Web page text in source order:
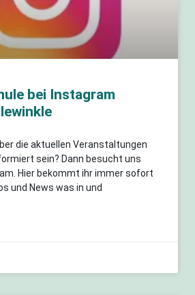
bei Instagram
die aktuellen Veranstaltungen
sein? Dann besucht uns
Hier bekommt ihr immer sofort
und News was in und